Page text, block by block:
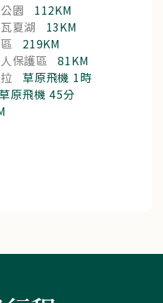
園
112KM
夏湖
13KM
219KM
保護區
81KM
草原飛機 1時
原飛機 45分